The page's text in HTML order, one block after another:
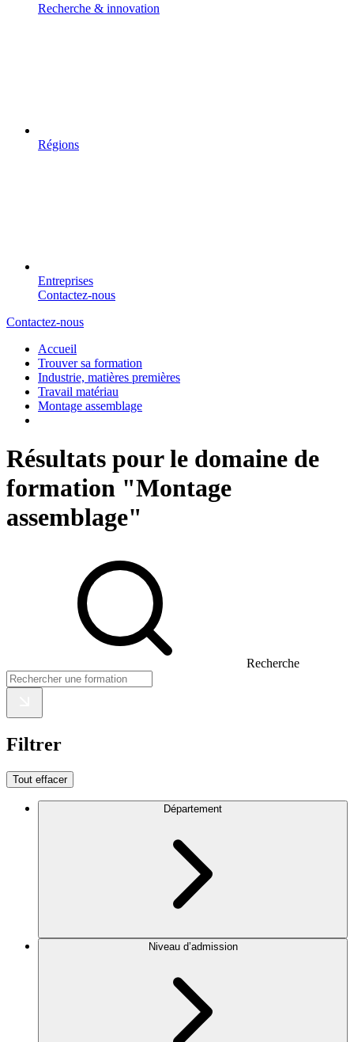
Recherche & innovation
Régions
Entreprises
Contactez-nous
Contactez-nous
Accueil
Trouver sa formation
Industrie, matières premières
Travail matériau
Montage assemblage
Résultats pour le domaine de
formation "Montage
assemblage"
Recherche
Filtrer
Tout effacer
Département
Niveau d’admission